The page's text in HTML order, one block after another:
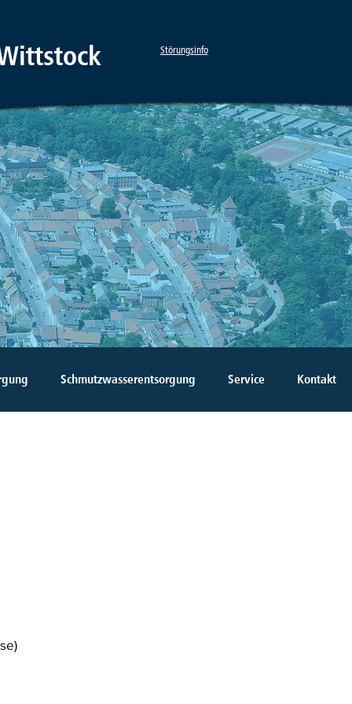
Störungsinfo
Schmutzwasserentsorgung Service Kontakt